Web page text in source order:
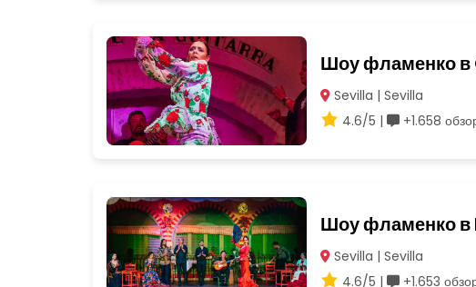
Шоу фламенко
Sevilla | Sevilla
4.6/5 |
+1.658
Шоу фламенко
Sevilla | Sevilla
4.6/5 |
+1.653